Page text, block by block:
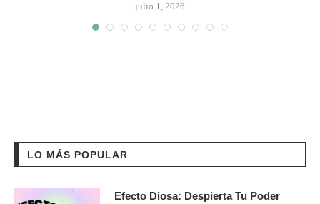
julio 1, 2026
LO MÁS POPULAR
Efecto Diosa: Despierta Tu Poder